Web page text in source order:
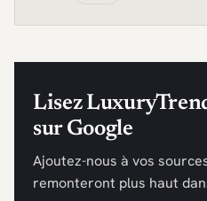
Lisez
sur Google
Ajoutez-nous à vos
remonteront plus haut